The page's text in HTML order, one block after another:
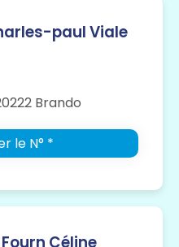
paul Viale
Brando
le N° *